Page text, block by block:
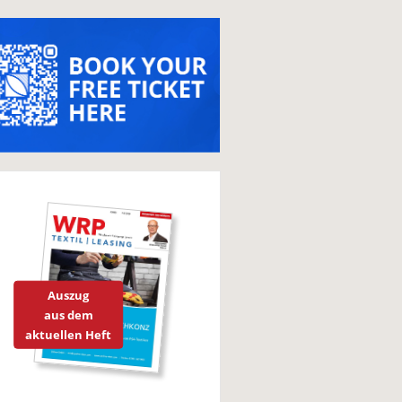
Auszug
aus dem
aktuellen Heft